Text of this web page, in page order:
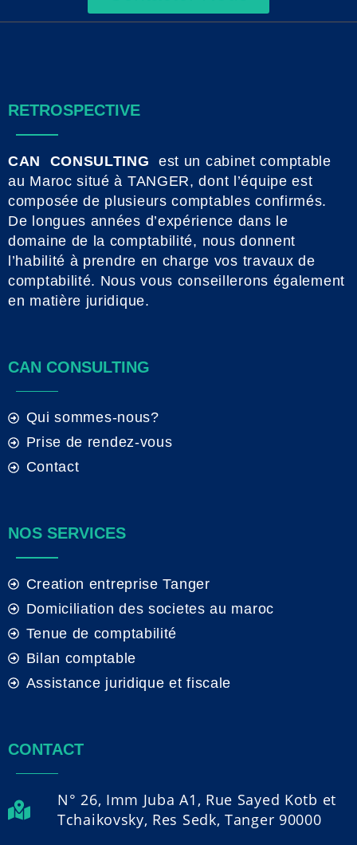
RETROSPECTIVE
CAN CONSULTING est un cabinet comptable
au Maroc situé à TANGER, dont l’équipe est
composée de plusieurs comptables confirmés.
De longues années d’expérience dans le
domaine de la comptabilité, nous donnent
l’habilité à prendre en charge vos travaux de
comptabilité. Nous vous conseillerons également
en matière juridique.
CAN CONSULTING
Qui sommes-nous?
Prise de rendez-vous
Contact
NOS SERVICES
Creation entreprise Tanger
Domiciliation des societes au maroc
Tenue de comptabilité
Bilan comptable
Assistance juridique et fiscale
CONTACT
N° 26, Imm Juba A1, Rue Sayed Kotb et
Tchaikovsky, Res Sedk, Tanger 90000